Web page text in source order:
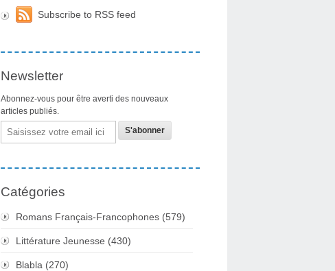
Subscribe to RSS feed
Newsletter
Abonnez-vous pour être averti des nouveaux
articles publiés.
Email
Catégories
Romans Français-Francophones (579)
Littérature Jeunesse (430)
Blabla (270)